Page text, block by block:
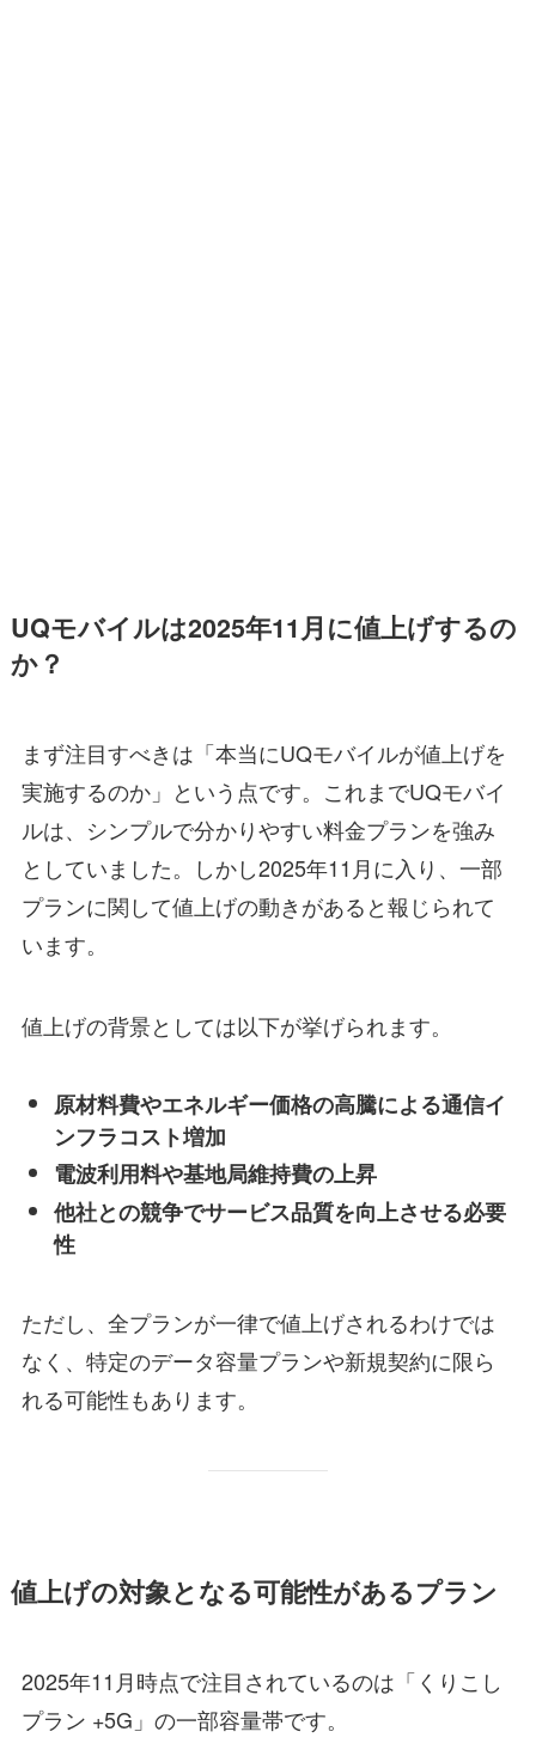
UQモバイルは2025年11月に値上げするの
か？
まず注目すべきは「本当にUQモバイルが値上げを
実施するのか」という点です。これまでUQモバイ
ルは、シンプルで分かりやすい料金プランを強み
としていました。しかし2025年11月に入り、一部
プランに関して値上げの動きがあると報じられて
います。
値上げの背景としては以下が挙げられます。
原材料費やエネルギー価格の高騰による通信イ
ンフラコスト増加
電波利用料や基地局維持費の上昇
他社との競争でサービス品質を向上させる必要
性
ただし、全プランが一律で値上げされるわけでは
なく、特定のデータ容量プランや新規契約に限ら
れる可能性もあります。
値上げの対象となる可能性があるプラン
2025年11月時点で注目されているのは「くりこし
プラン +5G」の一部容量帯です。